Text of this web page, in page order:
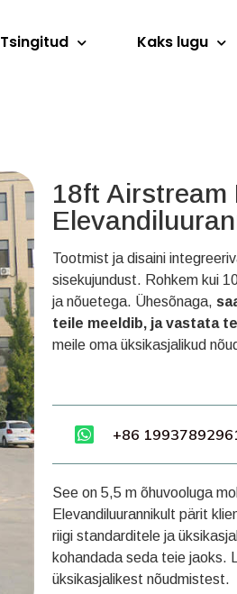
Tsingitud Kaks lugu
18ft Airstream
Tootmist ja disaini
sisekujundust. Rohkem kui
ja nõuetega. Ühesõnaga,
teile meeldib, ja vastata
meile oma üksikasjalikud
+86
See on 5,5 m õhuvooluga
Elevandiluurannikult pärit
riigi standarditele ja
kohandada seda teie jaoks.
üksikasjalikest nõudmistest.